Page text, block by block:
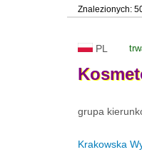
Znalezionych:
PL
grupa
Krakowska